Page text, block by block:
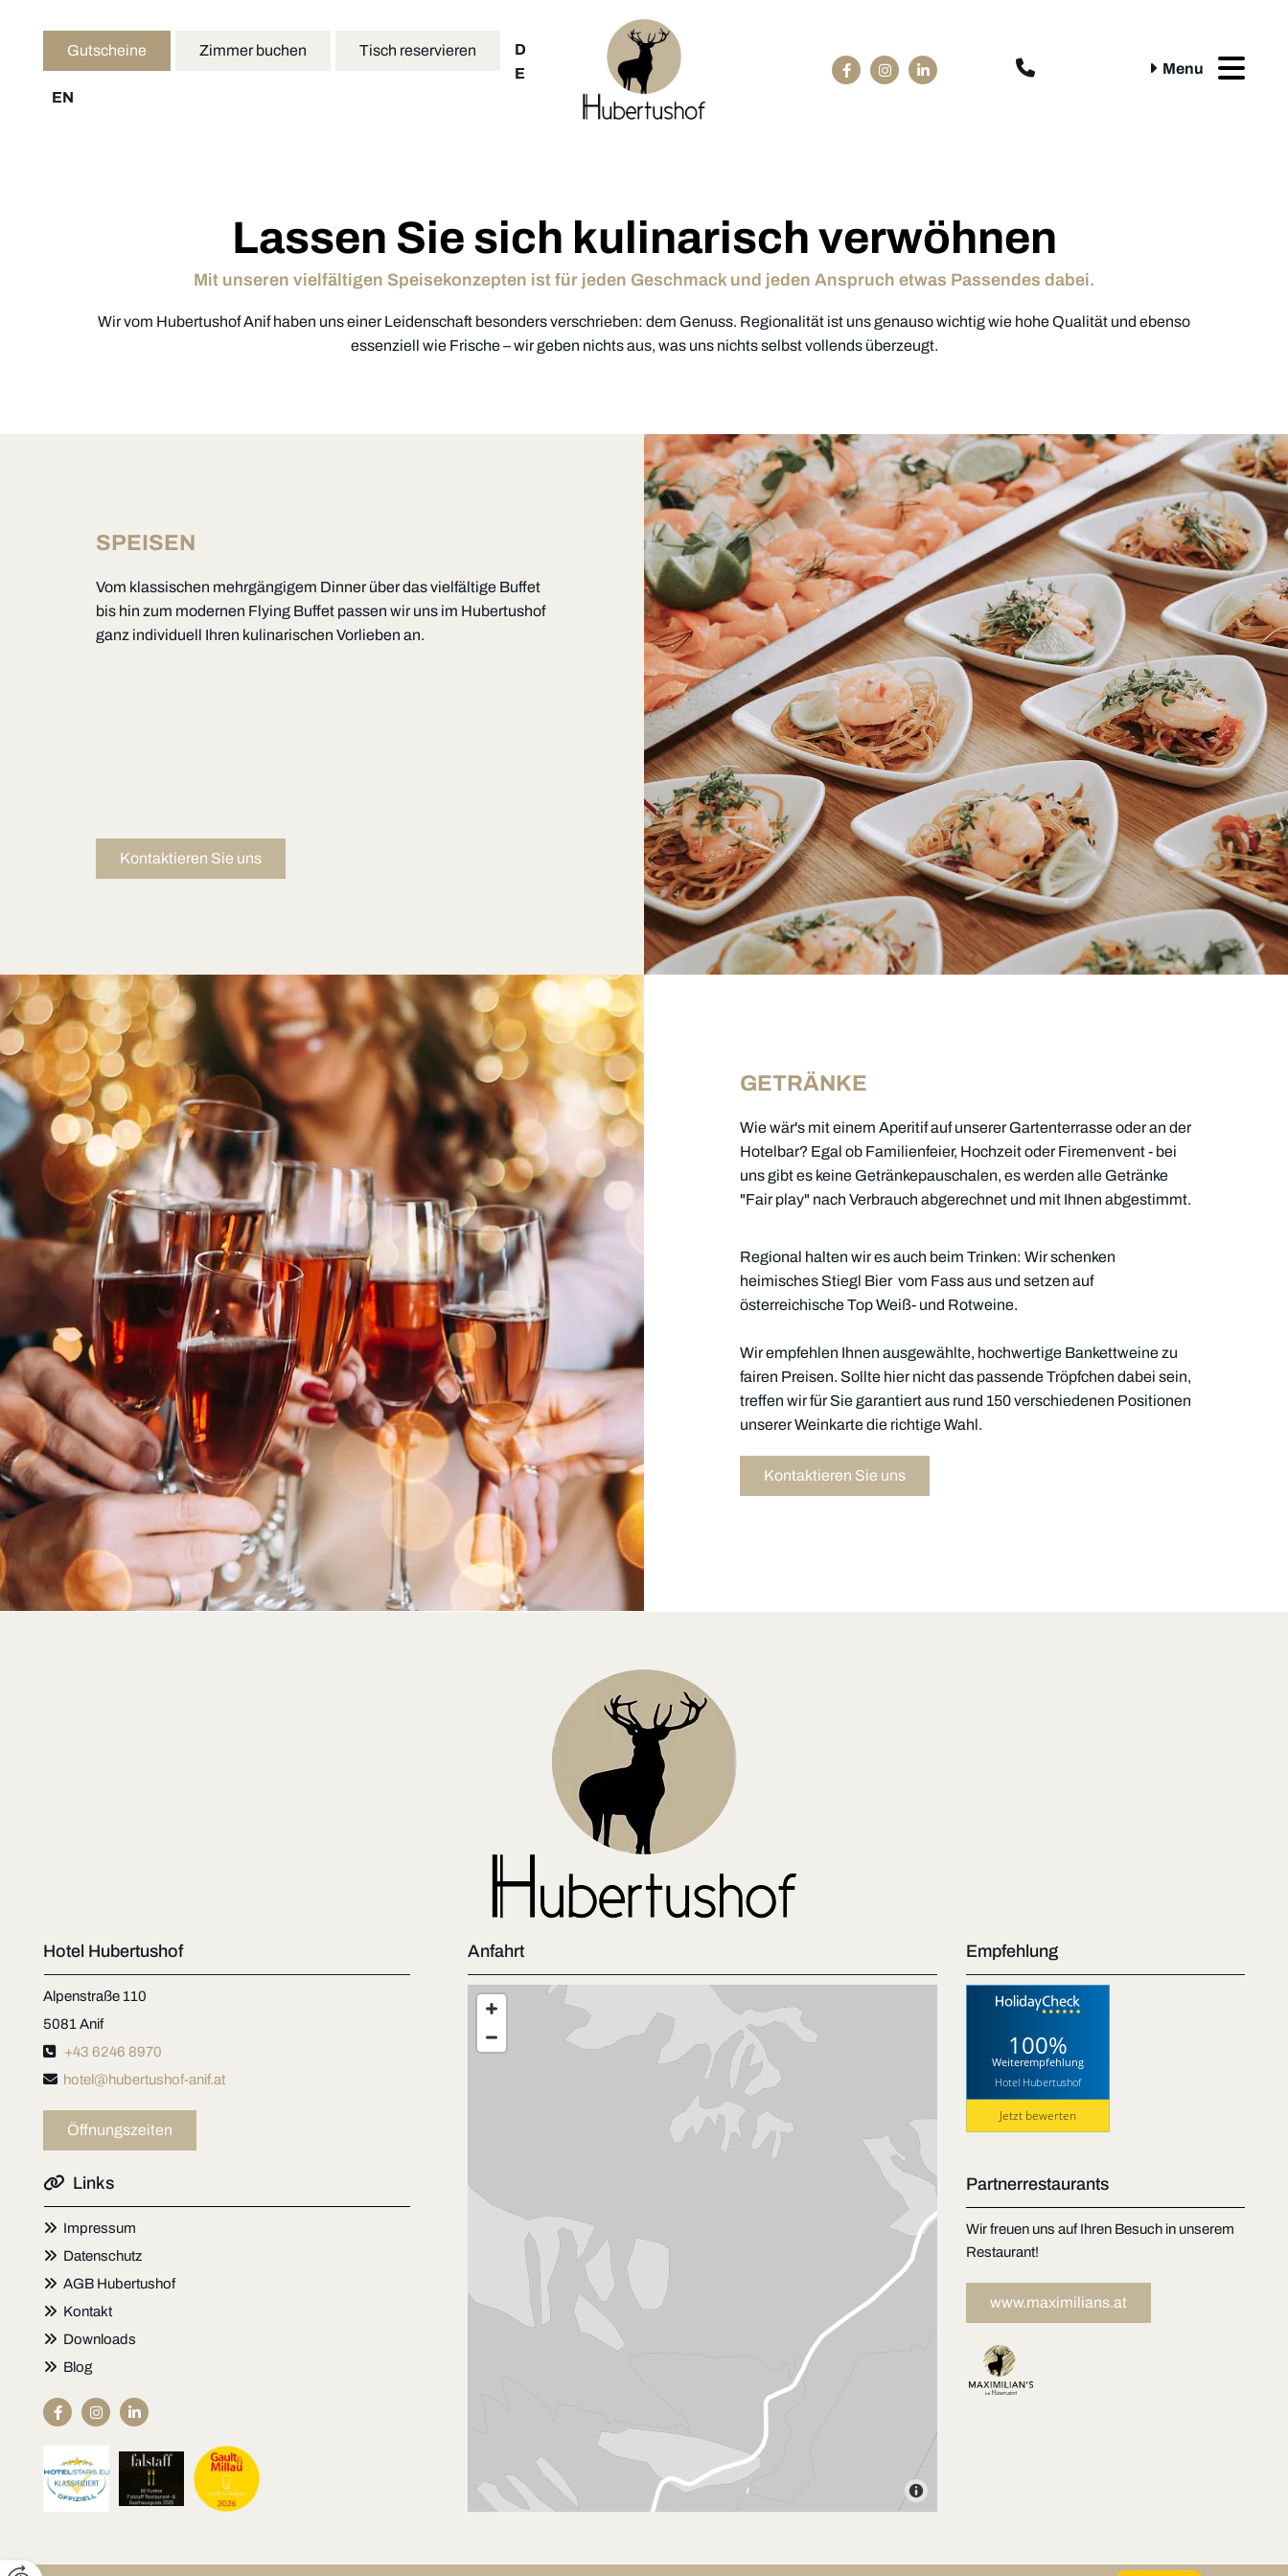
Gutscheine Zimmer buchen Tisch reservieren
D
E
EN
Menu
Lassen Sie sich kulinarisch verwöhnen
Mit unseren vielfältigen Speisekonzepten ist für jeden Geschmack und jeden Anspruch etwas Passendes dabei.
Wir vom Hubertushof Anif haben uns einer Leidenschaft besonders verschrieben: dem Genuss. Regionalität ist uns genauso wichtig wie hohe Qualität und ebenso
essenziell wie Frische – wir geben nichts aus, was uns nichts selbst vollends überzeugt.
SPEISEN
Vom klassischen mehrgängigem Dinner über das vielfältige Buffet
bis hin zum modernen Flying Buffet passen wir uns im Hubertushof
ganz individuell Ihren kulinarischen Vorlieben an.
Kontaktieren Sie uns
GETRÄNKE
Wie wär's mit einem Aperitif auf unserer Gartenterrasse oder an der
Hotelbar? Egal ob Familienfeier, Hochzeit oder Firemenvent - bei
uns gibt es keine Getränkepauschalen, es werden alle Getränke
"Fair play" nach Verbrauch abgerechnet und mit Ihnen abgestimmt.
Regional halten wir es auch beim Trinken: Wir schenken
heimisches Stiegl Bier vom Fass aus und setzen auf
österreichische Top Weiß- und Rotweine.
Wir empfehlen Ihnen ausgewählte, hochwertige Bankettweine zu
fairen Preisen. Sollte hier nicht das passende Tröpfchen dabei sein,
treffen wir für Sie garantiert aus rund 150 verschiedenen Positionen
unserer Weinkarte die richtige Wahl.
Kontaktieren Sie uns
Hotel Hubertushof
Alpenstraße 110
5081 Anif
 +43 6246 8970
 hotel@hubertushof-anif.at
Öffnungszeiten
 Links
 Impressum
 Datenschutz
 AGB Hubertushof
 Kontakt
 Downloads
 Blog
Anfahrt Empfehlung
100%
Weiterempfehlung
Hotel Hubertushof
Jetzt bewerten
Partnerrestaurants
Wir freuen uns auf Ihren Besuch in unserem
Restaurant!
www.maximilians.at